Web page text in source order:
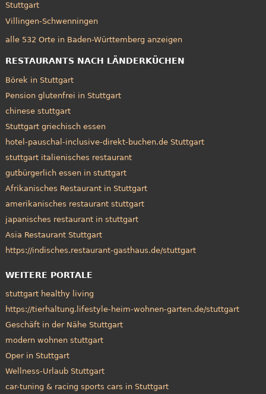
Stuttgart
Villingen-Schwenningen
alle 532 Orte in Baden-Württemberg anzeigen
RESTAURANTS NACH LÄNDERKÜCHEN
Börek in Stuttgart
Pension glutenfrei in Stuttgart
chinese stuttgart
Stuttgart griechisch essen
hotel-pauschal-inclusive-direkt-buchen.de Stuttgart
stuttgart italienisches restaurant
gutbürgerlich essen in stuttgart
Afrikanisches Restaurant in Stuttgart
amerikanisches restaurant stuttgart
japanisches restaurant in stuttgart
Asia Restaurant Stuttgart
https://indisches.restaurant-gasthaus.de/stuttgart
WEITERE PORTALE
stuttgart healthy living
https://tierhaltung.lifestyle-heim-wohnen-garten.de/stuttgart
Geschäft in der Nähe Stuttgart
modern wohnen stuttgart
Oper in Stuttgart
Wellness-Urlaub Stuttgart
car-tuning & racing sports cars in Stuttgart